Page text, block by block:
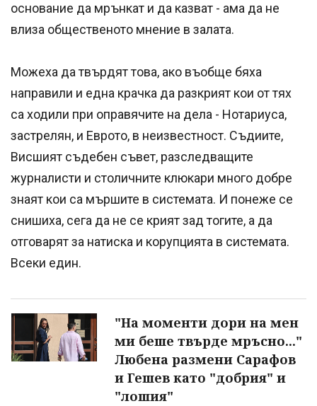
основание да мрънкат и да казват - ама да не
влиза общественото мнение в залата.
Можеха да твърдят това, ако въобще бяха
направили и една крачка да разкрият кои от тях
са ходили при оправячите на дела - Нотариуса,
застрелян, и Еврото, в неизвестност. Съдиите,
Висшият съдебен съвет, разследващите
журналисти и столичните клюкари много добре
знаят кои са мършите в системата. И понеже се
снишиха, сега да не се крият зад тогите, а да
отговарят за натиска и корупцията в системата.
Всеки един.
"На моменти дори на мен
ми беше твърде мръсно..."
Любена размени Сарафов
и Гешев като "добрия" и
"лошия"